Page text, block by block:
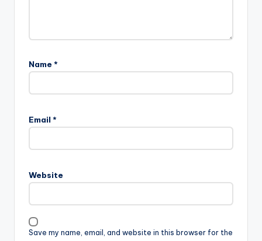
Name *
Email *
Website
Save my name, email, and website in this browser for the